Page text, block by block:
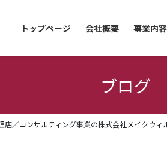
トップページ 会社概要 事業内容
ブログ
店／コンサルティング事業の株式会社メイクウィ